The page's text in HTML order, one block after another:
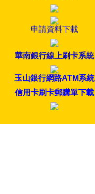
申請資料下載
華南銀行線上刷卡系統
玉山銀行網路ATM系統
信用卡刷卡郵購單下載